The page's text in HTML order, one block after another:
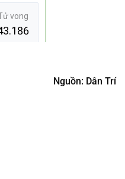
Nguồn: Dân Trí